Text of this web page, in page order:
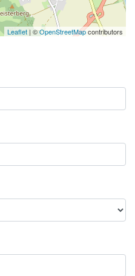
Leaflet | ©OpenStreetMapcontributors